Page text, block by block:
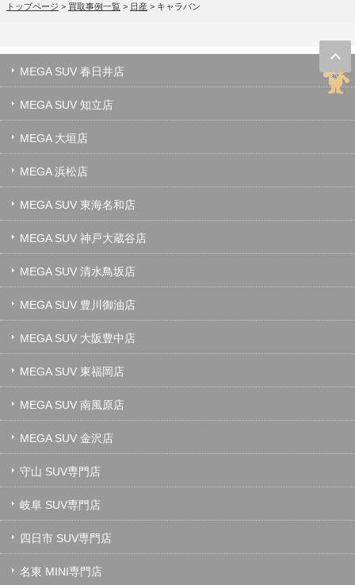
トップページ > 買取事例一覧 > 日産 > キャラバン
MEGA SUV 春日井店
MEGA SUV 知立店
MEGA 大垣店
MEGA 浜松店
MEGA SUV 東海名和店
MEGA SUV 神戸大蔵谷店
MEGA SUV 清水鳥坂店
MEGA SUV 豊川御油店
MEGA SUV 大阪豊中店
MEGA SUV 東福岡店
MEGA SUV 南風原店
MEGA SUV 金沢店
守山 SUV専門店
岐阜 SUV専門店
四日市 SUV専門店
名東 MINI専門店